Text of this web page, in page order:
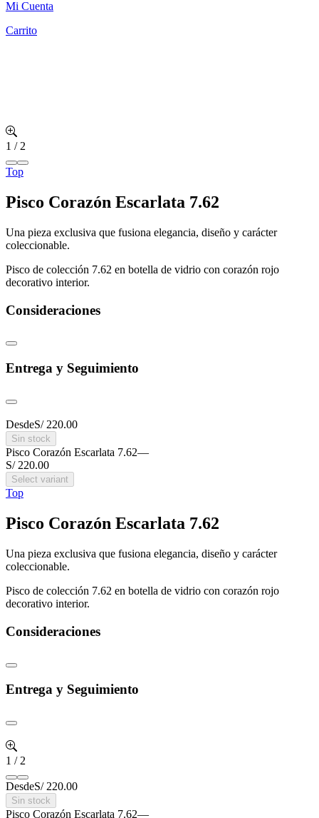
Mi Cuenta
Carrito
1 / 2
Top
Pisco Corazón Escarlata 7.62
Una pieza exclusiva que fusiona elegancia, diseño y carácter
coleccionable.
Pisco de colección 7.62 en botella de vidrio con corazón rojo
decorativo interior.
Consideraciones
Entrega y Seguimiento
DesdeS/ 220.00
Sin stock
Pisco Corazón Escarlata 7.62—
S/ 220.00
Select variant
Top
Pisco Corazón Escarlata 7.62
Una pieza exclusiva que fusiona elegancia, diseño y carácter
coleccionable.
Pisco de colección 7.62 en botella de vidrio con corazón rojo
decorativo interior.
Consideraciones
Entrega y Seguimiento
1 / 2
DesdeS/ 220.00
Sin stock
Pisco Corazón Escarlata 7.62—